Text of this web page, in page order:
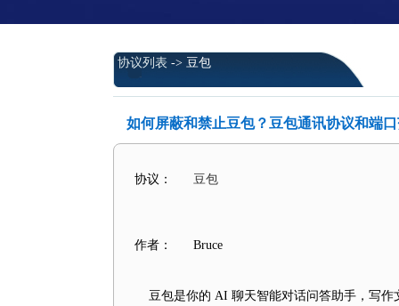
协议列表 -> 豆包
如何屏蔽和禁止豆包？豆包通讯协议和端
协议： 豆包
作者： Bruce
豆包是你的 AI 聊天智能对话问答助手，写作